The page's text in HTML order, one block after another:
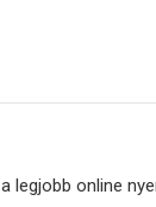
legjobb online